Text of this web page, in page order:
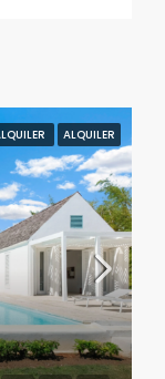
ALQUILER